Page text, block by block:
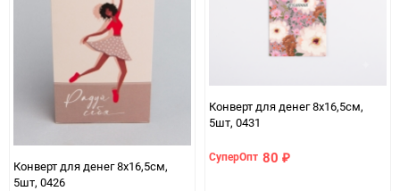
Конверт для денег 8х16,5см,
5шт, 0426
Конверт для денег 8х16,5см,
5шт, 0431
СуперОпт 80 ₽